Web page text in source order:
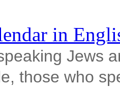
in
Jews
those who